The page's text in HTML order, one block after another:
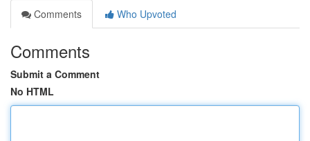
Comments
Who Upvoted
Comments
Submit a Comment
No HTML